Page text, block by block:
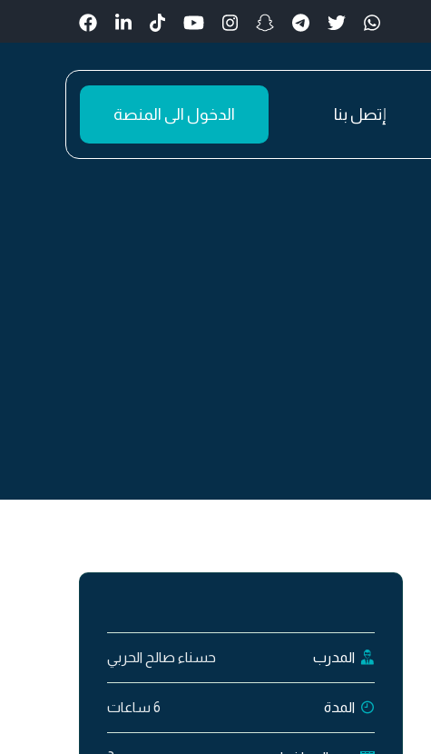
إتصل بنا الدخول الى المنصة
المدرب حسناء صالح الحربي
المدة 6 ساعات